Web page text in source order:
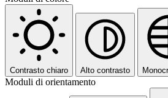
Contrasto chiaro Alto contrasto
Moduli di orientamento